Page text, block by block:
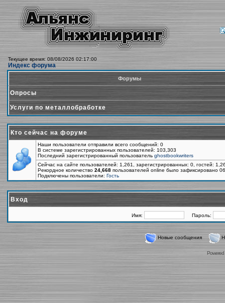
Текущее время: 08/08/2026 02:17:00
Индекс форума
Форумы
Опросы
Услуги по металлобработке
Кто сейчас на форуме
Наши пользователи отправили всего сообщений: 0
В системе зарегистрированных пользователей: 103,303
Последний зарегистрированный пользователь ghostbookwriters
Сейчас на сайте пользователей: 1,261, зарегистрированных: 0, гостей:
Рекордное количество 24,668 пользователей online было зафиксировано
Подключены пользователи: Гость
Вход
Имя: Пароль:
Новые сообщения